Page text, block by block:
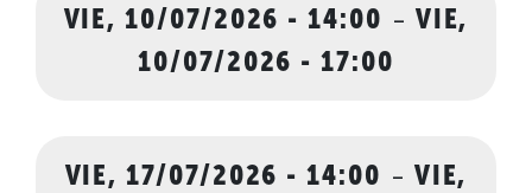
VIE, 10/07/2026 - 14:00 - VIE,
10/07/2026 - 17:00
VIE, 17/07/2026 - 14:00 - VIE,